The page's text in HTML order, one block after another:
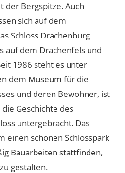
der Bergspitze. Auch
sich auf dem
Schloss Drachenburg
auf dem Drachenfels und
1986 steht es unter
dem Museum für die
und deren Bewohner, ist
Geschichte des
untergebracht. Das
einen schönen Schlosspark
Bauarbeiten stattfinden,
gestalten.